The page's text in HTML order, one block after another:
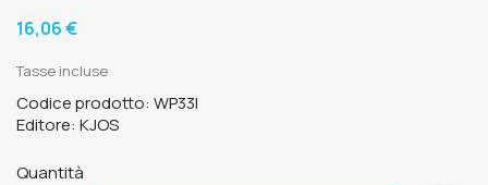
16,06 €
Tasse incluse
Codice prodotto: WP33I
Editore: KJOS
Quantità